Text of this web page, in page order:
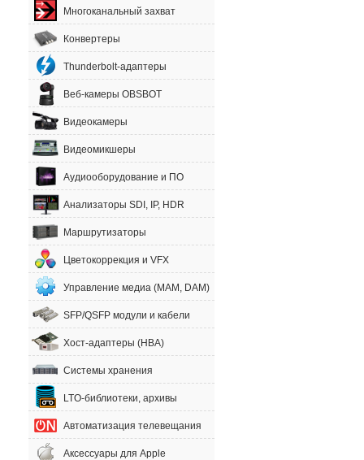
Многоканальный захват
Конвертеры
Thunderbolt-адаптеры
Веб-камеры OBSBOT
Видеокамеры
Видеомикшеры
Аудиооборудование и ПО
Анализаторы SDI, IP, HDR
Маршрутизаторы
Цветокоррекция и VFX
Управление медиа (MAM, DAM)
SFP/QSFP модули и кабели
Хост-адаптеры (HBA)
Системы хранения
LTO-библиотеки, архивы
Автоматизация телевещания
Аксессуары для Apple